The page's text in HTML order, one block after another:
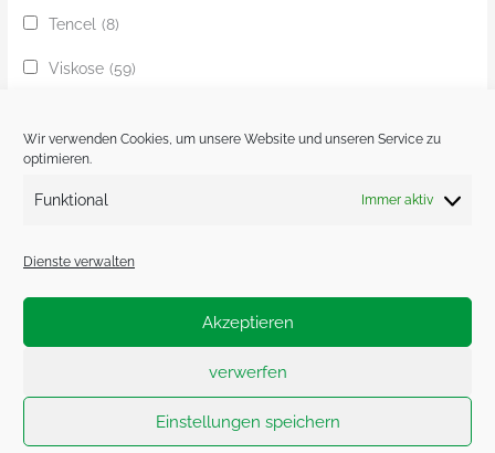
Wir verwenden Cookies, um unsere Website und unseren Service zu
optimieren.
Funktional Immer aktiv
Dienste verwalten
Akzeptieren
verwerfen
Einstellungen speichern
Tencel (8)
Viskose (59)
Ziege
Zobel (1)
Copyright © 2026 Herr U am Amalienpark | Powered by